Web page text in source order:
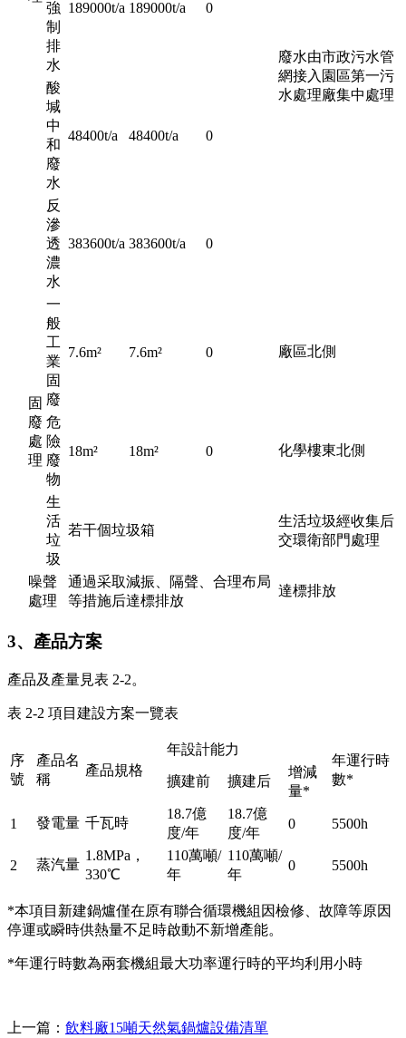
廢水由市政污水管
網接入園區第一污
水處理廠集中處理
強
制
排
水
189000t/a 189000t/a 0
酸
堿
中
和
廢
水
48400t/a 48400t/a 0
反
滲
透
濃
水
383600t/a 383600t/a 0
固
廢
處
理
一
般
工
業
固
廢
7.6m² 7.6m² 0 廠區北側
危
險
廢
物
18m² 18m² 0 化學樓東北側
生
活
垃
圾
若干個垃圾箱
生活垃圾經收集后
交環衛部門處理
噪聲
處理
通過采取減振、隔聲、合理布局
等措施后達標排放
達標排放
3、產品方案
產品及產量見表 2-2。
表 2-2 項目建設方案一覽表
序
號
產品名
稱
產品規格
年設計能力
年運行時
數*
擴建前 擴建后
增減
量*
1 發電量 千瓦時
18.7億
度/年
18.7億
度/年
0 5500h
2 蒸汽量
1.8MPa，
330℃
110萬噸/
年
110萬噸/
年
0 5500h
*本項目新建鍋爐僅在原有聯合循環機組因檢修、故障等原因
停運或瞬時供熱量不足時啟動不新增產能。
*年運行時數為兩套機組最大功率運行時的平均利用小時
上一篇： 飲料廠15噸天然氣鍋爐設備清單